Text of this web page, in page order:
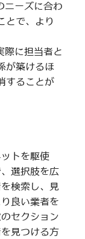
ニーズに合わ
とで、より
際に担当者と
が築けるほ
することが
トを駆使
選択肢を広
検索し、見
良い業者を
セクション
見つける方